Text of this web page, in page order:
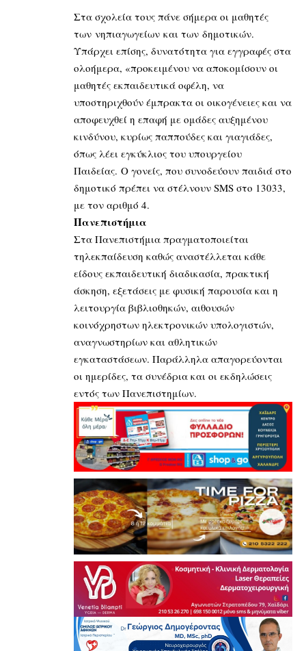
Στα σχολεία τους πάνε σήμερα οι μαθητές
των νηπιαγωγείων και των δημοτικών.
Υπάρχει επίσης, δυνατότητα για εγγραφές στα
ολοήμερα, «προκειμένου να αποκομίσουν οι
μαθητές εκπαιδευτικά οφέλη, να
υποστηριχθούν έμπρακτα οι οικογένειες και να
αποφευχθεί η επαφή με ομάδες αυξημένου
κινδύνου, κυρίως παππούδες και γιαγιάδες,
όπως λέει εγκύκλιος του υπουργείου
Παιδείας. Ο γονείς, που συνοδεύουν παιδιά στο
δημοτικό πρέπει να στέλνουν SMS στο 13033,
με τον αριθμό 4.
Πανεπιστήμια
Στα Πανεπιστήμια πραγματοποιείται
τηλεκπαίδευση καθώς αναστέλλεται κάθε
είδους εκπαιδευτική διαδικασία, πρακτική
άσκηση, εξετάσεις με φυσική παρουσία και η
λειτουργία βιβλιοθηκών, αιθουσών
κοινόχρηστων ηλεκτρονικών υπολογιστών,
αναγνωστηρίων και αθλητικών
εγκαταστάσεων. Παράλληλα απαγορεύονται
οι ημερίδες, τα συνέδρια και οι εκδηλώσεις
εντός των Πανεπιστημίων.